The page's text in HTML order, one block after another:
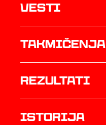
Vesti
Takmičenja
rezultati
istorija